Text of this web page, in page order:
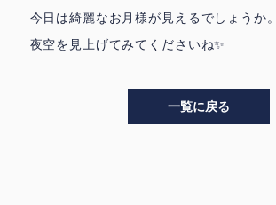
今日は綺麗なお月様が見えるでしょうか
夜空を見上げてみてくださいね✨
>
一覧に戻る